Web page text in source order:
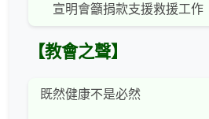
宣明會籲捐款支援救援工作
【教會之聲】
既然健康不是必然